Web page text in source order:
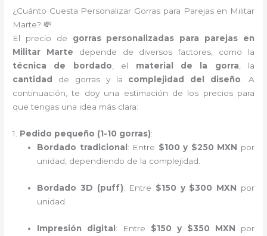
¿Cuánto Cuesta Personalizar Gorras para Parejas en Militar
Marte? 💸
El precio de gorras personalizadas para parejas en
Militar Marte depende de diversos factores, como la
técnica de bordado, el material de la gorra, la
cantidad
de gorras y la complejidad del diseño. A
continuación, te doy una estimación de los precios para
que tengas una idea más clara:
1. Pedido pequeño (1-10 gorras):
Bordado tradicional : Entre $100 y $250 MXN por
unidad, dependiendo de la complejidad.
Bordado 3D (puff): Entre $150 y $300 MXN por
unidad.
Impresión digital : Entre $150 y $350 MXN por